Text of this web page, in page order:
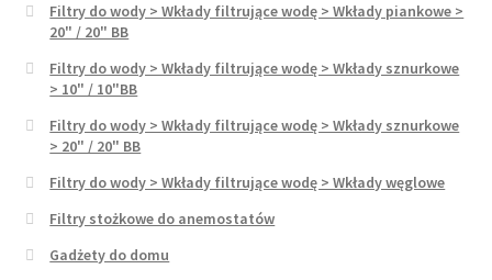
Filtry do wody > Wkłady filtrujące wodę > Wkłady piankowe >
20" / 20" BB
Filtry do wody > Wkłady filtrujące wodę > Wkłady sznurkowe
> 10" / 10"BB
Filtry do wody > Wkłady filtrujące wodę > Wkłady sznurkowe
> 20" / 20" BB
Filtry do wody > Wkłady filtrujące wodę > Wkłady węglowe
Filtry stożkowe do anemostatów
Gadżety do domu